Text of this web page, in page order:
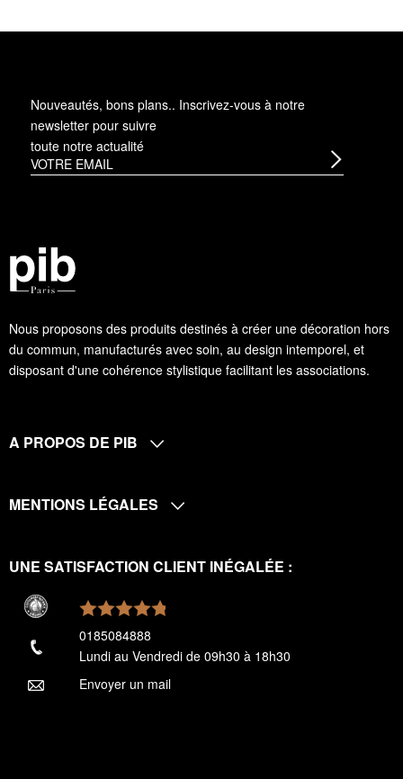
Nous proposons des produits destinés à créer une décoration hors
du commun, manufacturés avec soin, au design intemporel, et
disposant d'une cohérence stylistique facilitant les associations.
Nouveautés, bons plans.. Inscrivez-vous à notre
newsletter pour suivre
toute notre actualité
A PROPOS DE PIB
MENTIONS LÉGALES
UNE SATISFACTION CLIENT INÉGALÉE :
0185084888
Lundi au Vendredi de 09h30 à 18h30
Envoyer un mail